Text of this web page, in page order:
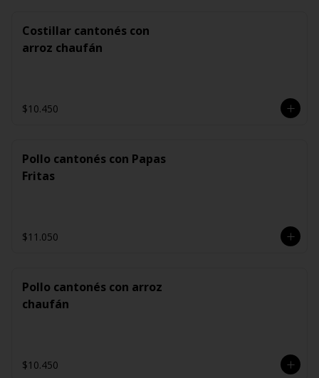
Costillar cantonés con
arroz chaufán
$10.450
Pollo cantonés con Papas
Fritas
$11.050
Pollo cantonés con arroz
chaufán
$10.450